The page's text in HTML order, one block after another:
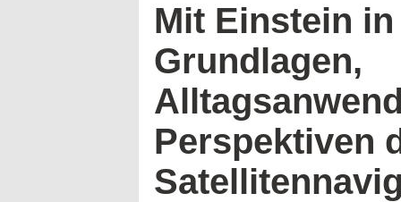
Mit Einstein
Grundlagen,
Perspektiven